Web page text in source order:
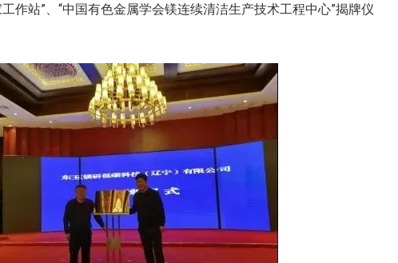
作站”、“中国有色金属学会镁连续清洁生产技术工程中心”揭牌仪